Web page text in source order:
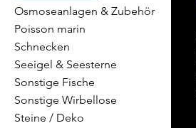
Osmoseanlagen & Zubehör
Poisson marin
Schnecken
Seeigel & Seesterne
Sonstige Fische
Sonstige Wirbellose
Steine / Deko